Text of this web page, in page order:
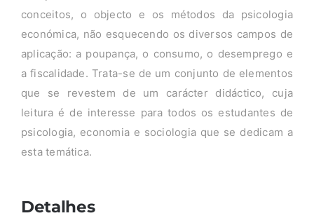
conceitos, o objecto e os métodos da psicologia
económica, não esquecendo os diversos campos de
aplicação: a poupança, o consumo, o desemprego e
a fiscalidade. Trata-se de um conjunto de elementos
que se revestem de um carácter didáctico, cuja
leitura é de interesse para todos os estudantes de
psicologia, economia e sociologia que se dedicam a
esta temática.
Detalhes